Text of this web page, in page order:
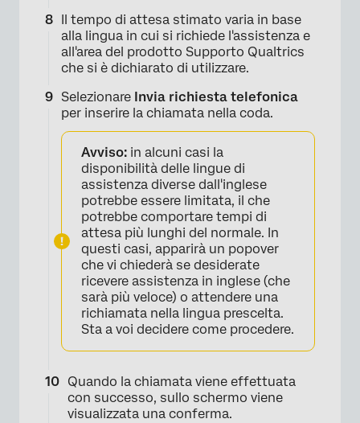
×
Il tempo di attesa stimato varia in base
alla lingua in cui si richiede l'assistenza e
all'area del prodotto Supporto Qualtrics
che si è dichiarato di utilizzare.
Selezionare Invia richiesta telefonica
per inserire la chiamata nella coda.
Avviso: in alcuni casi la
disponibilità delle lingue di
assistenza diverse dall'inglese
potrebbe essere limitata, il che
potrebbe comportare tempi di
attesa più lunghi del normale. In
questi casi, apparirà un popover
che vi chiederà se desiderate
ricevere assistenza in inglese (che
sarà più veloce) o attendere una
richiamata nella lingua prescelta.
Sta a voi decidere come procedere.
Quando la chiamata viene effettuata
con successo, sullo schermo viene
visualizzata una conferma.